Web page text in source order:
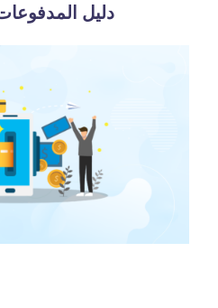
دليل